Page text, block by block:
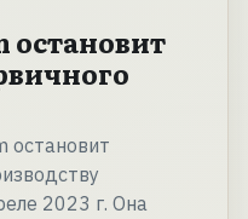
остановит
остановит
2023 г. Она